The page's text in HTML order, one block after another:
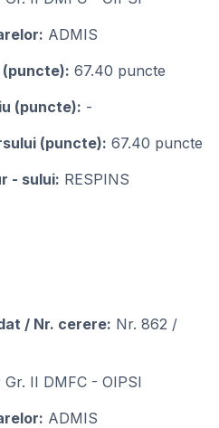
ADMIS
67.40 puncte
(puncte): -
(puncte): 67.40 puncte
- sului: RESPINS
/ Nr. cerere: Nr. 862 /
II DMFC - OIPSI
ADMIS